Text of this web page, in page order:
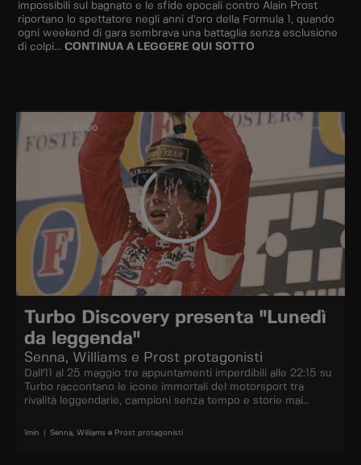
impossibili sul bagnato e le sfide epocali contro Alain Prost
riportano lo spettatore negli anni d’oro della Formula 1, quando
ogni weekend di gara sembrava una battaglia senza esclusione
di colpi... CONTINUA A LEGGERE QUI SOTTO
Turbo Discovery presenta "Lunedì
da leggenda"
Senna, Williams e Prost protagonisti
Dall'11 al 25 maggio tre appuntamenti imperdibili alle 22:15 su
Turbo raccontano le icone immortali del motorsport tra
rivalità leggendarie, campioni senza tempo e storie mai
min Senna, Williams e Prost protagonisti